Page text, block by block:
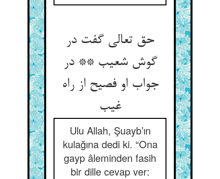
حق تعالی گفت در
گوش شعیب ** در
جواب او فصیح از راه
غیب‏
Ulu Allah, Şuayb’ın
kulağına dedi ki. “Ona
gayp âleminden fasih
bir dille cevap ver: